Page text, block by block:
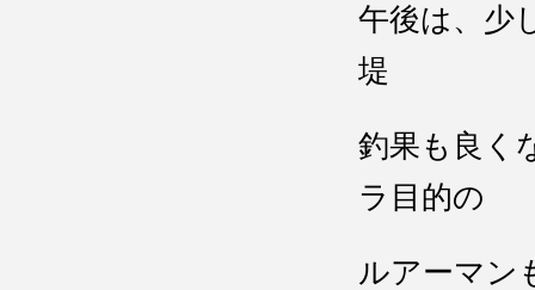
午後は、少
堤
釣果も良く
ラ目的の
ルアーマン